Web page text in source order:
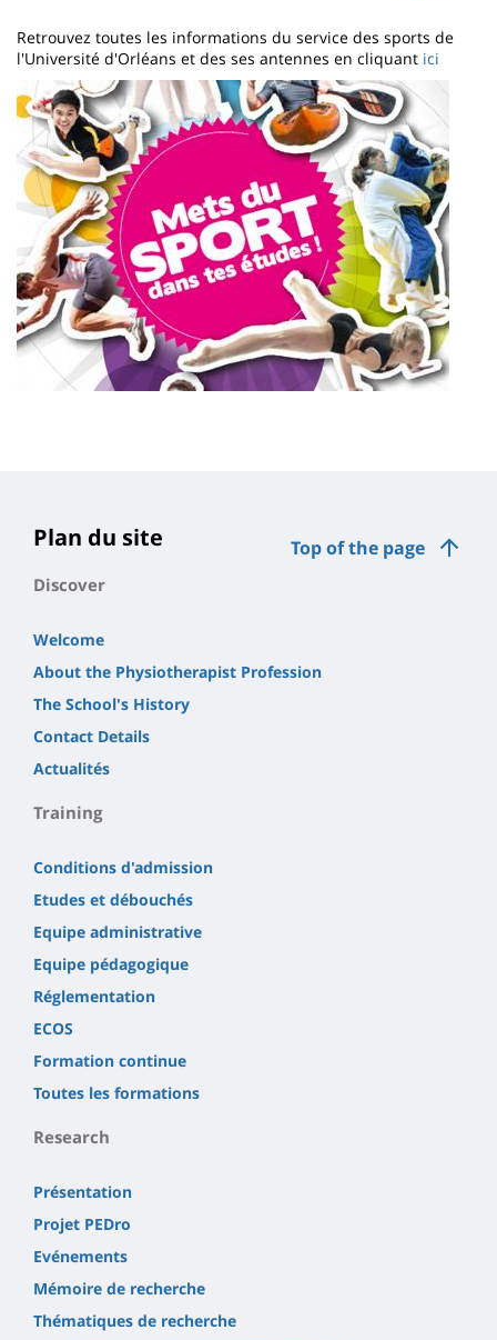
content
Contenu
de
la
page
principale
Retrouvez toutes les informations du service des sports de
l'Université d'Orléans et des ses antennes en cliquant ici
Image
Top of the page
Plan du site
Discover
Welcome
About the Physiotherapist Profession
The School's History
Contact Details
Actualités
Training
Conditions d'admission
Etudes et débouchés
Equipe administrative
Equipe pédagogique
Réglementation
ECOS
Formation continue
Toutes les formations
Research
Présentation
Projet PEDro
Evénements
Mémoire de recherche
Thématiques de recherche